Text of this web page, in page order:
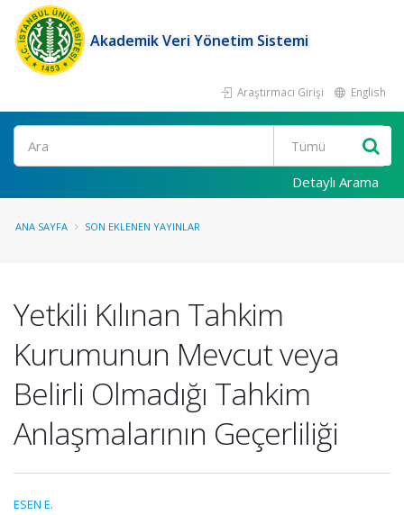
Akademik Veri Yönetim Sistemi
Araştırmacı Girişi English
Ara
Detaylı Arama
ANA SAYFA SON EKLENEN YAYINLAR
Yetkili Kılınan Tahkim
Kurumunun Mevcut veya
Belirli Olmadığı Tahkim
Anlaşmalarının Geçerliliği
ESEN E.